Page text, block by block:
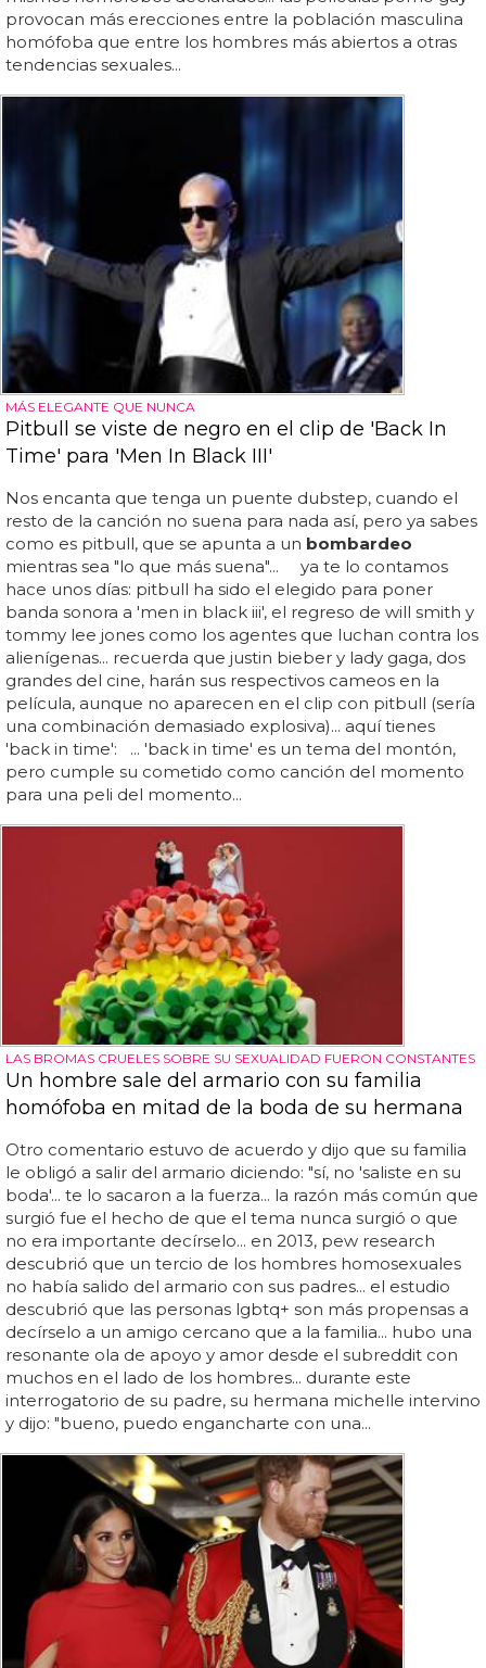
provocan más erecciones entre la población masculina
homófoba que entre los hombres más abiertos a otras
tendencias sexuales...
MÁS ELEGANTE QUE NUNCA
Pitbull se viste de negro en el clip de 'Back In
Time' para 'Men In Black III'
Nos encanta que tenga un puente dubstep, cuando el
resto de la canción no suena para nada así, pero ya sabes
como es pitbull, que se apunta a un bombardeo
mientras sea "lo que más suena"... ya te lo contamos
hace unos días: pitbull ha sido el elegido para poner
banda sonora a 'men in black iii', el regreso de will smith y
tommy lee jones como los agentes que luchan contra los
alienígenas... recuerda que justin bieber y lady gaga, dos
grandes del cine, harán sus respectivos cameos en la
película, aunque no aparecen en el clip con pitbull (sería
una combinación demasiado explosiva)... aquí tienes
'back in time': ... 'back in time' es un tema del montón,
pero cumple su cometido como canción del momento
para una peli del momento...
LAS BROMAS CRUELES SOBRE SU SEXUALIDAD FUERON CONSTANTES
Un hombre sale del armario con su familia
homófoba en mitad de la boda de su hermana
Otro comentario estuvo de acuerdo y dijo que su familia
le obligó a salir del armario diciendo: "sí, no 'saliste en su
boda'... te lo sacaron a la fuerza... la razón más común que
surgió fue el hecho de que el tema nunca surgió o que
no era importante decírselo... en 2013, pew research
descubrió que un tercio de los hombres homosexuales
no había salido del armario con sus padres... el estudio
descubrió que las personas lgbtq+ son más propensas a
decírselo a un amigo cercano que a la familia... hubo una
resonante ola de apoyo y amor desde el subreddit con
muchos en el lado de los hombres... durante este
interrogatorio de su padre, su hermana michelle intervino
y dijo: "bueno, puedo engancharte con una...